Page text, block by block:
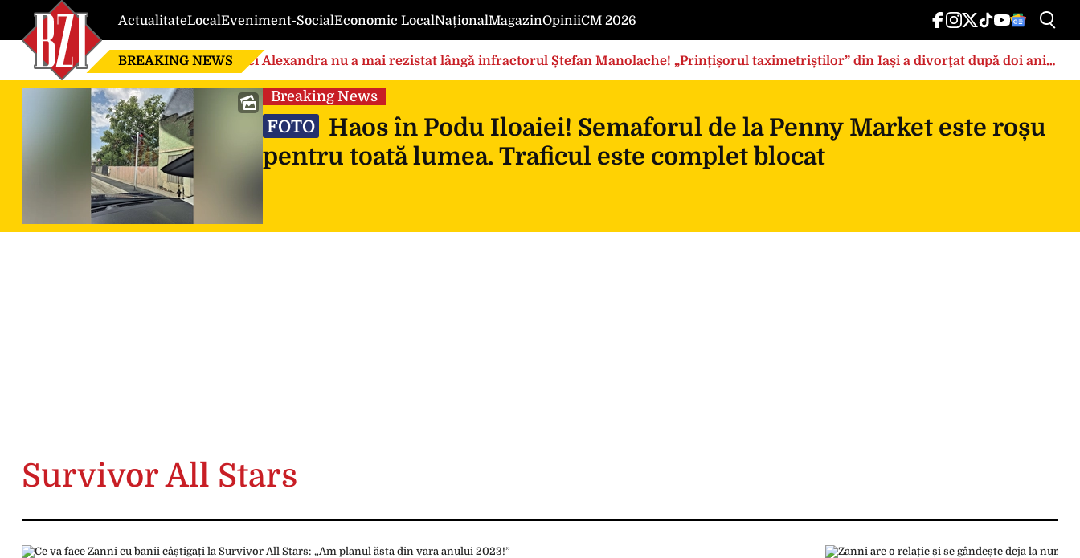
ActualitateLocalEveniment-SocialEconomic LocalNaționalMagazinOpiniiCM 2026
BREAKING NEWS Nici Alexandra nu a mai rezistat lângă infractorul Ștefan Manolache! „Prințișorul taximetriștilor” din Iași a divorţat după doi ani
de căsnicie
Breaking News
FOTO
Haos în Podu Iloaiei! Semaforul de la Penny Market este roșu
pentru toată lumea. Traficul este complet blocat
Survivor All Stars